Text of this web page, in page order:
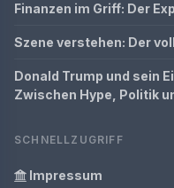
Finanzen im Griff: Der
Szene verstehen: Der
Donald Trump und sein
Zwischen Hype, Politik
SCHNELLZUGRIFF
Impressum